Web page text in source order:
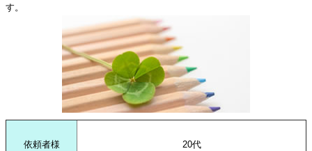
す。
依頼者様 20代